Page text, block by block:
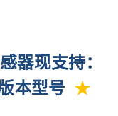
器现支持：
本型号 ★